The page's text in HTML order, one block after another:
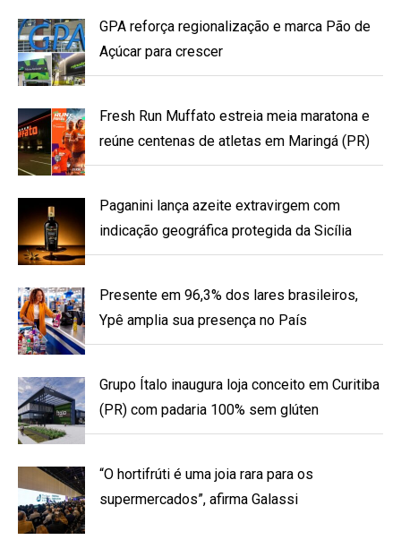
GPA reforça regionalização e marca Pão de
Açúcar para crescer
Fresh Run Muffato estreia meia maratona e
reúne centenas de atletas em Maringá (PR)
Paganini lança azeite extravirgem com
indicação geográfica protegida da Sicília
Presente em 96,3% dos lares brasileiros,
Ypê amplia sua presença no País
Grupo Ítalo inaugura loja conceito em Curitiba
(PR) com padaria 100% sem glúten
“O hortifrúti é uma joia rara para os
supermercados”, afirma Galassi